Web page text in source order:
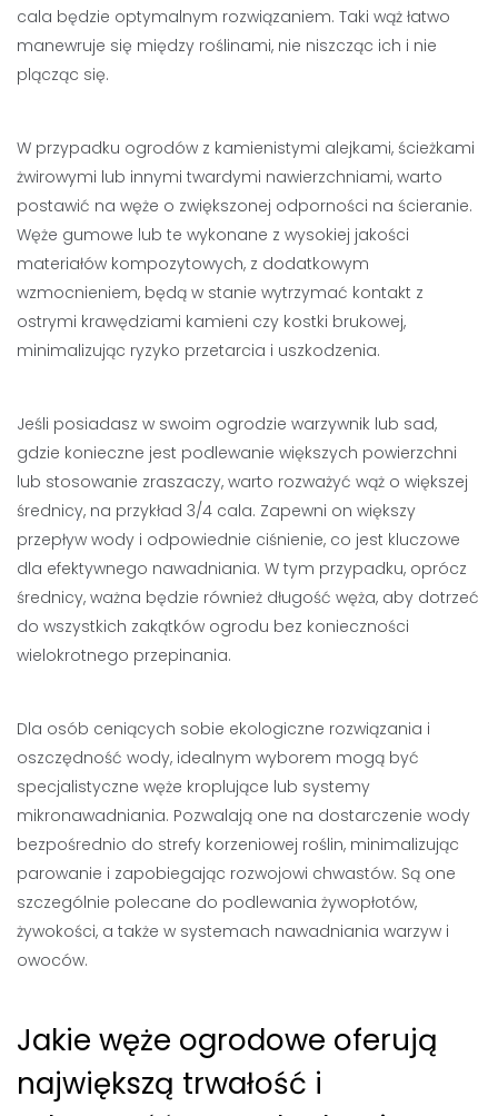
cala będzie optymalnym rozwiązaniem. Taki wąż łatwo
manewruje się między roślinami, nie niszcząc ich i nie
plącząc się.
W przypadku ogrodów z kamienistymi alejkami, ścieżkami
żwirowymi lub innymi twardymi nawierzchniami, warto
postawić na węże o zwiększonej odporności na ścieranie.
Węże gumowe lub te wykonane z wysokiej jakości
materiałów kompozytowych, z dodatkowym
wzmocnieniem, będą w stanie wytrzymać kontakt z
ostrymi krawędziami kamieni czy kostki brukowej,
minimalizując ryzyko przetarcia i uszkodzenia.
Jeśli posiadasz w swoim ogrodzie warzywnik lub sad,
gdzie konieczne jest podlewanie większych powierzchni
lub stosowanie zraszaczy, warto rozważyć wąż o większej
średnicy, na przykład 3/4 cala. Zapewni on większy
przepływ wody i odpowiednie ciśnienie, co jest kluczowe
dla efektywnego nawadniania. W tym przypadku, oprócz
średnicy, ważna będzie również długość węża, aby dotrzeć
do wszystkich zakątków ogrodu bez konieczności
wielokrotnego przepinania.
Dla osób ceniących sobie ekologiczne rozwiązania i
oszczędność wody, idealnym wyborem mogą być
specjalistyczne węże kroplujące lub systemy
mikronawadniania. Pozwalają one na dostarczenie wody
bezpośrednio do strefy korzeniowej roślin, minimalizując
parowanie i zapobiegając rozwojowi chwastów. Są one
szczególnie polecane do podlewania żywopłotów,
żywokości, a także w systemach nawadniania warzyw i
owoców.
Jakie węże ogrodowe oferują
największą trwałość i